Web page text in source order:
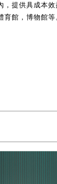
，提供具成本
育館，博物館等